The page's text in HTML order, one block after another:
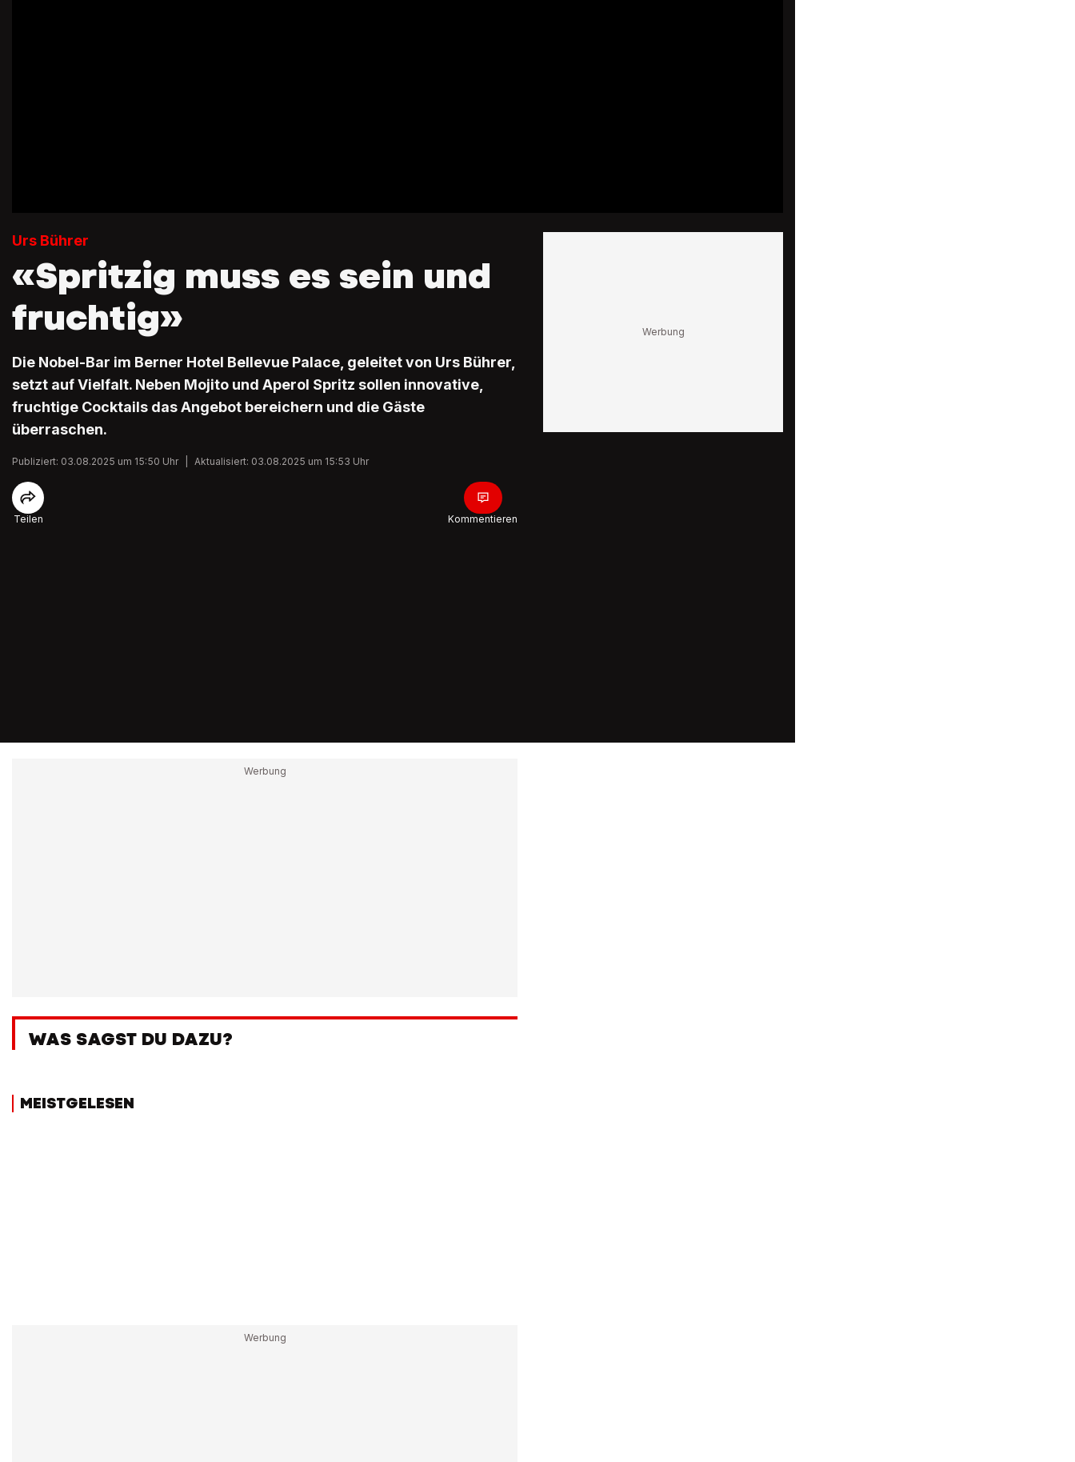
Urs Bührer
«Spritzig muss es sein und
fruchtig»
Die Nobel-Bar im Berner Hotel Bellevue Palace, geleitet von Urs Bührer,
setzt auf Vielfalt. Neben Mojito und Aperol Spritz sollen innovative,
fruchtige Cocktails das Angebot bereichern und die Gäste
überraschen.
Publiziert: 03.08.2025 um 15:50 Uhr Aktualisiert: 03.08.2025 um 15:53 Uhr
Teilen Kommentieren
WAS SAGST DU DAZU?
MEISTGELESEN